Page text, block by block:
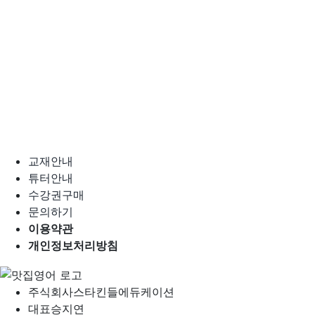
교재안내
튜터안내
수강권구매
문의하기
이용약관
개인정보처리방침
주식회사스타킨들에듀케이션
대표승지연